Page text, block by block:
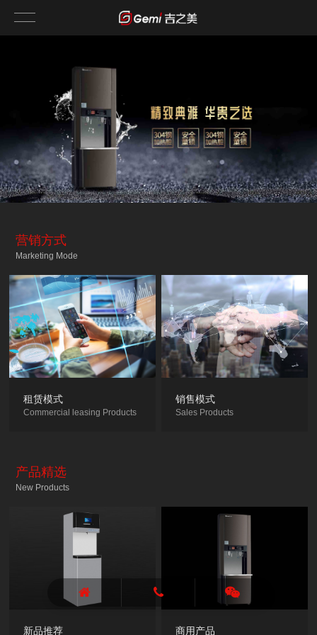
营销方式
Marketing Mode
租赁模式
Commercial leasing Products
销售模式
Sales Products
产品精选
New Products
新品推荐 商用产品